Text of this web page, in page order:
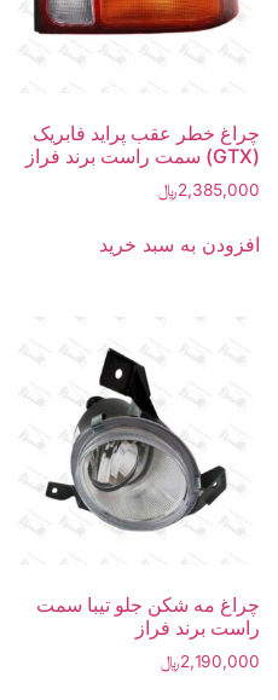
چراغ خطر عقب پراید فابریک
(GTX) سمت راست برند فراز
2,385,000﷼
افزودن به سبد خرید
چراغ مه شکن جلو تیبا سمت
راست برند فراز
2,190,000﷼